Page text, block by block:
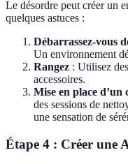
Le désordre peut créer un
quelques astuces :
Débarrassez-vous
Un environnement
Rangez : Utilisez
accessoires.
Mise en place d’un
des sessions de
une sensation de
Étape 4 : Créer une